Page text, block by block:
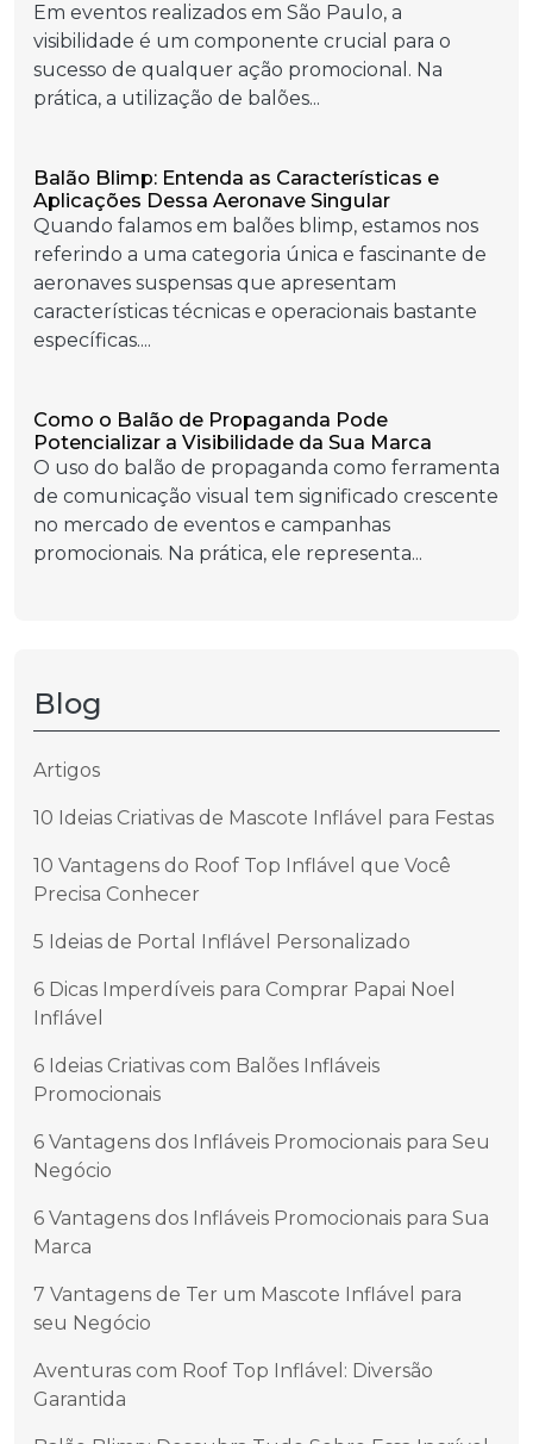
Em eventos realizados em São Paulo, a
visibilidade é um componente crucial para o
sucesso de qualquer ação promocional. Na
prática, a utilização de balões...
Balão Blimp: Entenda as Características e
Aplicações Dessa Aeronave Singular
Quando falamos em balões blimp, estamos nos
referindo a uma categoria única e fascinante de
aeronaves suspensas que apresentam
características técnicas e operacionais bastante
específicas....
Como o Balão de Propaganda Pode
Potencializar a Visibilidade da Sua Marca
O uso do balão de propaganda como ferramenta
de comunicação visual tem significado crescente
no mercado de eventos e campanhas
promocionais. Na prática, ele representa...
Blog
Artigos
10 Ideias Criativas de Mascote Inflável para Festas
10 Vantagens do Roof Top Inflável que Você
Precisa Conhecer
5 Ideias de Portal Inflável Personalizado
6 Dicas Imperdíveis para Comprar Papai Noel
Inflável
6 Ideias Criativas com Balões Infláveis
Promocionais
6 Vantagens dos Infláveis Promocionais para Seu
Negócio
6 Vantagens dos Infláveis Promocionais para Sua
Marca
7 Vantagens de Ter um Mascote Inflável para
seu Negócio
Aventuras com Roof Top Inflável: Diversão
Garantida